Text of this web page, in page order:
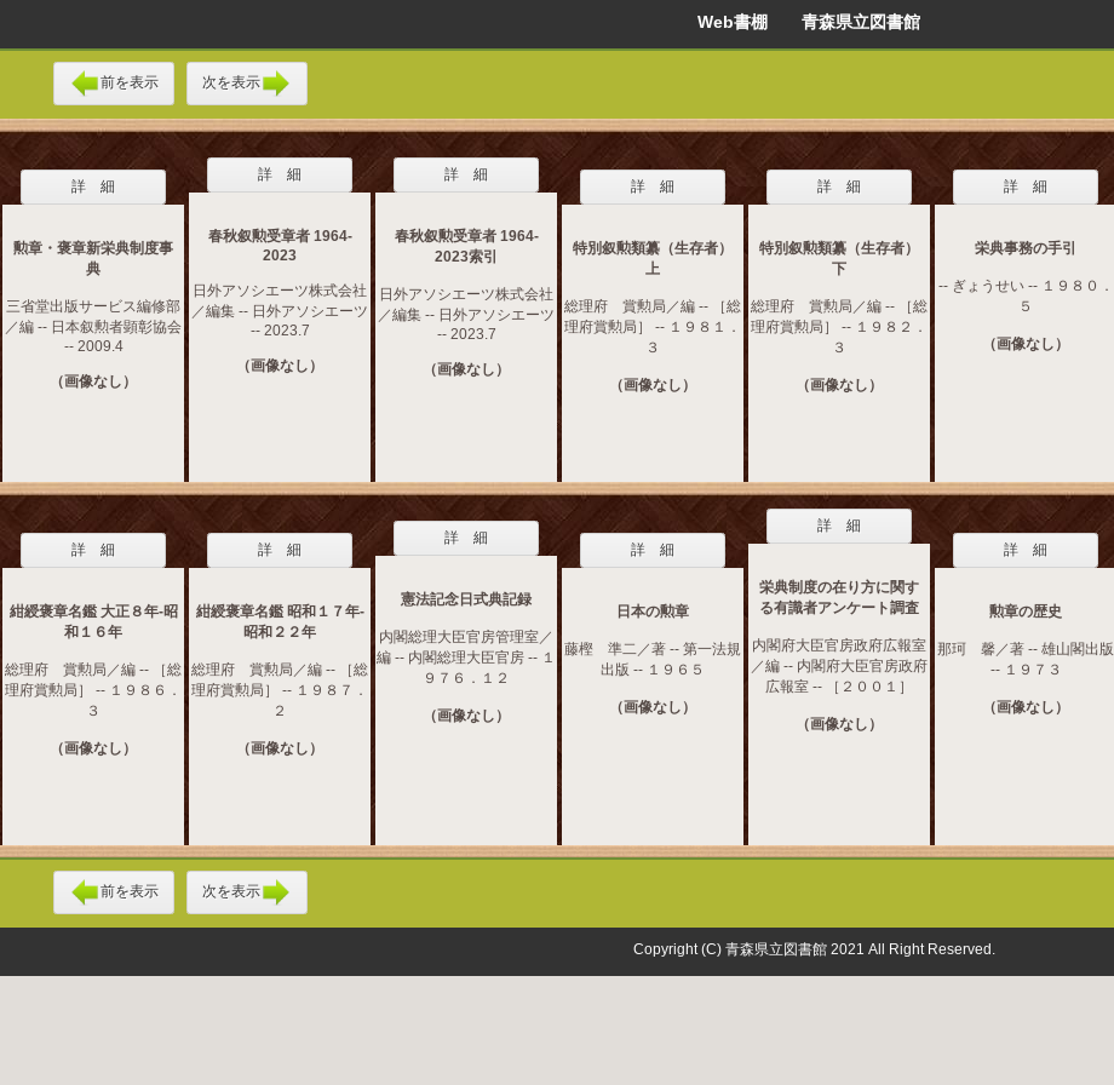
Web書棚 青森県立図書館
前を表示 次を表示
詳 細
勲章・褒章新栄典制度事
典
三省堂出版サービス編修部
／編 -- 日本叙勲者顕彰協会
-- 2009.4
（画像なし）
詳 細
春秋叙勲受章者 1964-
2023
日外アソシエーツ株式会社
／編集 -- 日外アソシエーツ
-- 2023.7
（画像なし）
詳 細
春秋叙勲受章者 1964-
2023索引
日外アソシエーツ株式会社
／編集 -- 日外アソシエーツ
-- 2023.7
（画像なし）
詳 細
特別叙勲類纂（生存者）
上
総理府 賞勲局／編 -- ［総
理府賞勲局］ -- １９８１．
３
（画像なし）
詳 細
特別叙勲類纂（生存者）
下
総理府 賞勲局／編 -- ［総
理府賞勲局］ -- １９８２．
３
（画像なし）
詳 細
栄典事務の手引
-- ぎょうせい -- １９８０．
５
（画像なし）
詳 細
紺綬褒章名鑑 大正８年‐昭
和１６年
総理府 賞勲局／編 -- ［総
理府賞勲局］ -- １９８６．
３
（画像なし）
詳 細
紺綬褒章名鑑 昭和１７年‐
昭和２２年
総理府 賞勲局／編 -- ［総
理府賞勲局］ -- １９８７．
２
（画像なし）
詳 細
憲法記念日式典記録
内閣総理大臣官房管理室／
編 -- 内閣総理大臣官房 -- １
９７６．１２
（画像なし）
詳 細
日本の勲章
藤樫 準二／著 -- 第一法規
出版 -- １９６５
（画像なし）
詳 細
栄典制度の在り方に関す
る有識者アンケート調査
内閣府大臣官房政府広報室
／編 -- 内閣府大臣官房政府
広報室 -- ［２００１］
（画像なし）
詳 細
勲章の歴史
那珂 馨／著 -- 雄山閣出版
-- １９７３
（画像なし）
前を表示 次を表示
Copyright (C) 青森県立図書館 2021 All Right Reserved.